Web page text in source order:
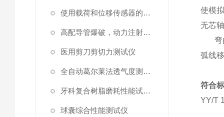
使用载荷和位移传感器的塑料高速穿刺特性测试仪
高配导管爆破，动力注射中流量及压力测试仪
医用剪刀剪切力测试仪
全自动葛尔莱法透气度测试仪
牙科复合树脂磨耗性能试验仪
球囊综合性能测试仪
使模
无芯
弧线
符合
YY/T